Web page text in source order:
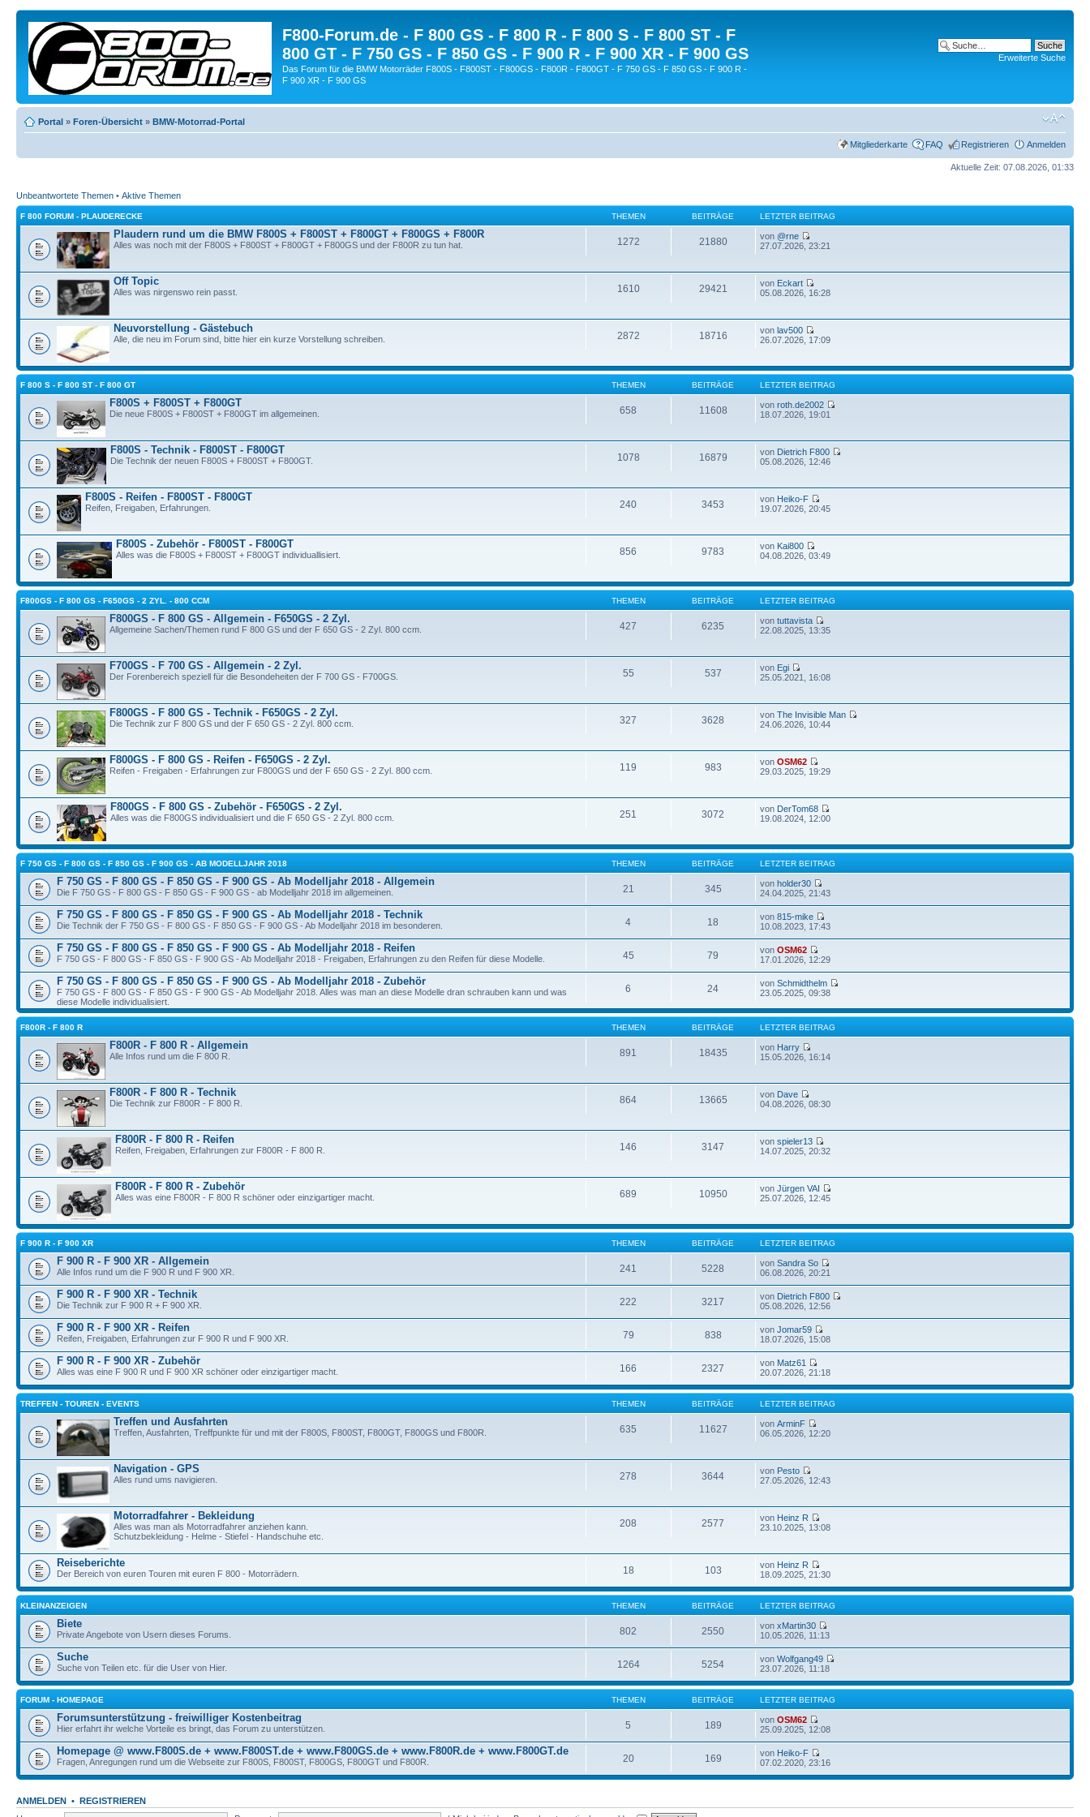
F800-Forum.de - F 800 GS - F 800 R - F 800 S - F 800 ST - F
800 GT - F 750 GS - F 850 GS - F 900 R - F 900 XR - F 900 GS
Das Forum für die BMW Motorräder F800S - F800ST - F800GS - F800R - F800GT - F 750 GS - F 850 GS - F 900 R -
F 900 XR - F 900 GS
Erweiterte Suche
Portal » Foren-Übersicht » BMW-Motorrad-Portal
Mitgliederkarte FAQ Registrieren Anmelden
Aktuelle Zeit: 07.08.2026, 01:33
Unbeantwortete Themen • Aktive Themen
F 800 FORUM - PLAUDERECKE THEMEN BEITRÄGE LETZTER BEITRAG
Plaudern rund um die BMW F800S + F800ST + F800GT + F800GS + F800R
Alles was noch mit der F800S + F800ST + F800GT + F800GS und der F800R zu tun hat. 1272 21880 von @rne
27.07.2026, 23:21
Off Topic
Alles was nirgenswo rein passt. 1610 29421 von Eckart
05.08.2026, 16:28
Neuvorstellung - Gästebuch
Alle, die neu im Forum sind, bitte hier ein kurze Vorstellung schreiben. 2872 18716 vonlav500
26.07.2026, 17:09
F 800 S - F 800 ST - F 800 GT THEMEN BEITRÄGE LETZTER BEITRAG
F800S + F800ST + F800GT
Die neue F800S + F800ST + F800GT im allgemeinen. 658 11608 vonroth.de2002
18.07.2026, 19:01
F800S - Technik - F800ST - F800GT
Die Technik der neuen F800S + F800ST + F800GT. 1078 16879 von Dietrich F800
05.08.2026, 12:46
F800S - Reifen - F800ST - F800GT
Reifen, Freigaben, Erfahrungen. 240 3453 von Heiko-F
19.07.2026, 20:45
F800S - Zubehör - F800ST - F800GT
Alles was die F800S + F800ST + F800GT individuallisiert. 856 9783 von Kai800
04.08.2026, 03:49
F800GS - F 800 GS - F650GS - 2 ZYL. - 800 CCM THEMEN BEITRÄGE LETZTER BEITRAG
F800GS - F 800 GS - Allgemein - F650GS - 2 Zyl.
Allgemeine Sachen/Themen rund F 800 GS und der F 650 GS - 2 Zyl. 800 ccm. 427 6235 vontuttavista
22.08.2025, 13:35
F700GS - F 700 GS - Allgemein - 2 Zyl.
Der Forenbereich speziell für die Besondeheiten der F 700 GS - F700GS. 55 537 von Egi
25.05.2021, 16:08
F800GS - F 800 GS - Technik - F650GS - 2 Zyl.
Die Technik zur F 800 GS und der F 650 GS - 2 Zyl. 800 ccm. 327 3628 vonThe Invisible Man
24.06.2026, 10:44
F800GS - F 800 GS - Reifen - F650GS - 2 Zyl.
Reifen - Freigaben - Erfahrungen zur F800GS und der F 650 GS - 2 Zyl. 800 ccm. 119 983 vonOSM62
29.03.2025, 19:29
F800GS - F 800 GS - Zubehör - F650GS - 2 Zyl.
Alles was die F800GS individualisiert und die F 650 GS - 2 Zyl. 800 ccm. 251 3072 von DerTom68
19.08.2024, 12:00
F 750 GS - F 800 GS - F 850 GS - F 900 GS - AB MODELLJAHR 2018 THEMEN BEITRÄGE LETZTER BEITRAG
F 750 GS - F 800 GS - F 850 GS - F 900 GS - Ab Modelljahr 2018 - Allgemein
Die F 750 GS - F 800 GS - F 850 GS - F 900 GS - ab Modelljahr 2018 im allgemeinen. 21 345 vonholder30
24.04.2025, 21:43
F 750 GS - F 800 GS - F 850 GS - F 900 GS - Ab Modelljahr 2018 - Technik
Die Technik der F 750 GS - F 800 GS - F 850 GS - F 900 GS - Ab Modelljahr 2018 im besonderen. 4 18 von815-mike
10.08.2023, 17:43
F 750 GS - F 800 GS - F 850 GS - F 900 GS - Ab Modelljahr 2018 - Reifen
F 750 GS - F 800 GS - F 850 GS - F 900 GS - Ab Modelljahr 2018 - Freigaben, Erfahrungen zu den Reifen für diese Modelle. 45 79 vonOSM62
17.01.2026, 12:29
F 750 GS - F 800 GS - F 850 GS - F 900 GS - Ab Modelljahr 2018 - Zubehör
F 750 GS - F 800 GS - F 850 GS - F 900 GS - Ab Modelljahr 2018. Alles was man an diese Modelle dran schrauben kann und was
diese Modelle individualisiert.
6 24 vonSchmidthelm
23.05.2025, 09:38
F800R - F 800 R THEMEN BEITRÄGE LETZTER BEITRAG
F800R - F 800 R - Allgemein
Alle Infos rund um die F 800 R. 891 18435 von Harry
15.05.2026, 16:14
F800R - F 800 R - Technik
Die Technik zur F800R - F 800 R. 864 13665 von Dave
04.08.2026, 08:30
F800R - F 800 R - Reifen
Reifen, Freigaben, Erfahrungen zur F800R - F 800 R. 146 3147 vonspieler13
14.07.2025, 20:32
F800R - F 800 R - Zubehör
Alles was eine F800R - F 800 R schöner oder einzigartiger macht. 689 10950 vonJürgen VAI
25.07.2026, 12:45
F 900 R - F 900 XR THEMEN BEITRÄGE LETZTER BEITRAG
F 900 R - F 900 XR - Allgemein
Alle Infos rund um die F 900 R und F 900 XR. 241 5228 vonSandra So
06.08.2026, 20:21
F 900 R - F 900 XR - Technik
Die Technik zur F 900 R + F 900 XR. 222 3217 von Dietrich F800
05.08.2026, 12:56
F 900 R - F 900 XR - Reifen
Reifen, Freigaben, Erfahrungen zur F 900 R und F 900 XR. 79 838 vonJomar59
18.07.2026, 15:08
F 900 R - F 900 XR - Zubehör
Alles was eine F 900 R und F 900 XR schöner oder einzigartiger macht. 166 2327 von Matz61
20.07.2026, 21:18
TREFFEN - TOUREN - EVENTS THEMEN BEITRÄGE LETZTER BEITRAG
Treffen und Ausfahrten
Treffen, Ausfahrten, Treffpunkte für und mit der F800S, F800ST, F800GT, F800GS und F800R. 635 11627 vonArminF
06.05.2026, 12:20
Navigation - GPS
Alles rund ums navigieren. 278 3644 von Pesto
27.05.2026, 12:43
Motorradfahrer - Bekleidung
Alles was man als Motorradfahrer anziehen kann.
Schutzbekleidung - Helme - Stiefel - Handschuhe etc.
208 2577 von Heinz R
23.10.2025, 13:08
Reiseberichte
Der Bereich von euren Touren mit euren F 800 - Motorrädern. 18 103 von Heinz R
18.09.2025, 21:30
KLEINANZEIGEN THEMEN BEITRÄGE LETZTER BEITRAG
Biete
Private Angebote von Usern dieses Forums. 802 2550 vonxMartin30
10.05.2026, 11:13
Suche
Suche von Teilen etc. für die User von Hier. 1264 5254 vonWolfgang49
23.07.2026, 11:18
FORUM - HOMEPAGE THEMEN BEITRÄGE LETZTER BEITRAG
Forumsunterstützung - freiwilliger Kostenbeitrag
Hier erfahrt ihr welche Vorteile es bringt, das Forum zu unterstützen. 5 189 vonOSM62
25.09.2025, 12:08
Homepage @ www.F800S.de + www.F800ST.de + www.F800GS.de + www.F800R.de + www.F800GT.de
Fragen, Anregungen rund um die Webseite zur F800S, F800ST, F800GS, F800GT und F800R. 20 169 von Heiko-F
07.02.2020, 23:16
ANMELDEN • REGISTRIEREN